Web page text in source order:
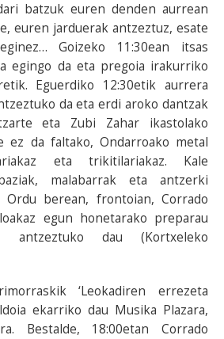
batzuk euren denden aurrean
euren jarduerak antzeztuz, esate
Goizeko 11:30ean itsas
egingo da eta pregoia irakurriko
Eguerdiko 12:30etik aurrera
da eta erdi aroko dantzak
eta Zubi Zahar ikastolako
ez da faltako, Ondarroako metal
eta trikitilariakaz. Kale
malabarrak eta antzerki
Ordu berean, frontoian, Corrado
egun honetarako preparau
antzeztuko dau (Kortxeleko
‘Leokadiren errezeta
ekarriko dau Musika Plazara,
Bestalde, 18:00etan Corrado